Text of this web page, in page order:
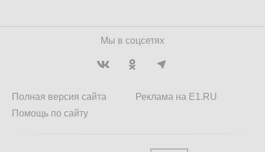
Мы в соцсетях
Полная версия сайта
Помощь по сайту
Реклама на E1.RU